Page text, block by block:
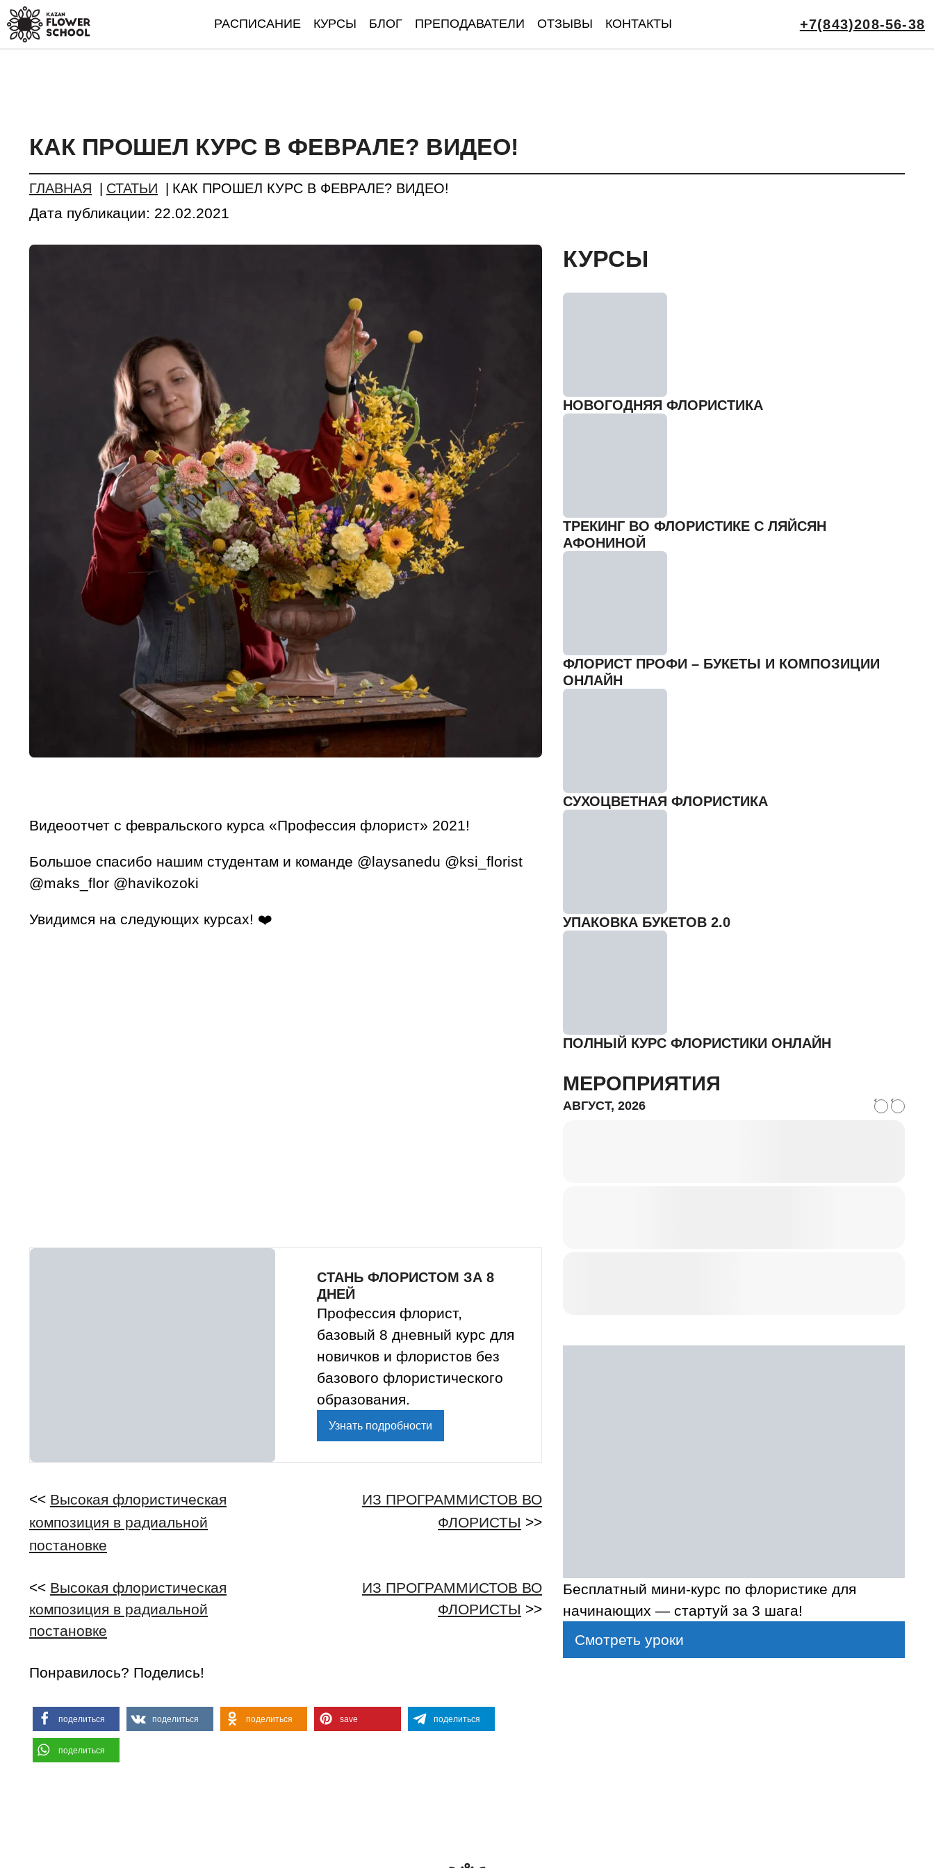
РАСПИСАНИЕ КУРСЫ БЛОГ ПРЕПОДАВАТЕЛИ ОТЗЫВЫ КОНТАКТЫ +7(843)208-56-38
КАК ПРОШЕЛ КУРС В ФЕВРАЛЕ? ВИДЕО!
ГЛАВНАЯ СТАТЬИ КАК ПРОШЕЛ КУРС В ФЕВРАЛЕ? ВИДЕО!
Дата публикации: 22.02.2021
Видеоотчет с февральского курса «Профессия флорист» 2021!
Большое спасибо нашим студентам и команде @laysanedu @ksi_florist
@maks_flor @havikozoki
Увидимся на следующих курсах! ❤️
СТАНЬ ФЛОРИСТОМ ЗА 8
ДНЕЙ
Профессия флорист,
базовый 8 дневный курс для
новичков и флористов без
базового флористического
образования.
Узнать подробности
<< Высокая флористическая
композиция в радиальной
постановке
ИЗ ПРОГРАММИСТОВ ВО
ФЛОРИСТЫ >>
<< Высокая флористическая
композиция в радиальной
постановке
ИЗ ПРОГРАММИСТОВ ВО
ФЛОРИСТЫ >>
Понравилось? Поделись!
поделиться поделиться поделиться save поделиться
поделиться
КУРСЫ
НОВОГОДНЯЯ ФЛОРИСТИКА
ТРЕКИНГ ВО ФЛОРИСТИКЕ С ЛЯЙСЯН
АФОНИНОЙ
ФЛОРИСТ ПРОФИ – БУКЕТЫ И КОМПОЗИЦИИ
ОНЛАЙН
СУХОЦВЕТНАЯ ФЛОРИСТИКА
УПАКОВКА БУКЕТОВ 2.0
ПОЛНЫЙ КУРС ФЛОРИСТИКИ ОНЛАЙН
МЕРОПРИЯТИЯ
АВГУСТ, 2026
Бесплатный мини-курс по флористике для
начинающих — стартуй за 3 шага!
Смотреть уроки